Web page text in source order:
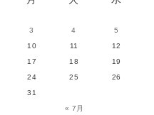
« 7月
3
4 5
10
11 12
17
18 19
24
25 26
31